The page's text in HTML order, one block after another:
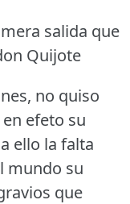
salida que
Quijote
no quiso
efeto su
ello la falta
mundo su
que